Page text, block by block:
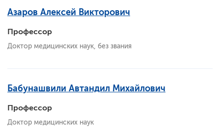
Азаров Алексей Викторович
Профессор
Доктор медицинских наук, без звания
Бабунашвили Автандил Михайлович
Профессор
Доктор медицинских наук